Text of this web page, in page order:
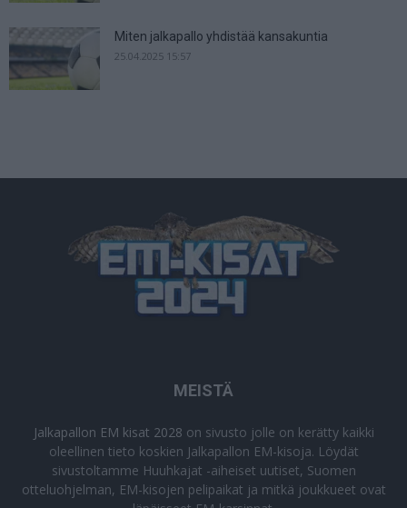
Miten jalkapallo yhdistää kansakuntia
25.04.2025 15:57
MEISTÄ
Jalkapallon EM kisat 2028 on sivusto jolle on kerätty kaikki
oleellinen tieto koskien Jalkapallon EM-kisoja. Löydät
sivustoltamme Huuhkajat -aiheiset uutiset, Suomen
otteluohjelman, EM-kisojen pelipaikat ja mitkä joukkueet ovat